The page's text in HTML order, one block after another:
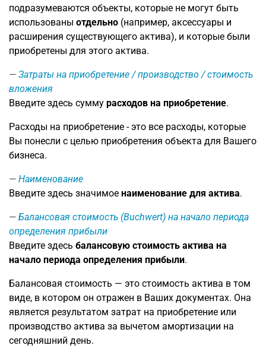
подразумеваются объекты, которые не могут быть
использованы отдельно (например, аксессуары и
расширения существующего актива), и которые были
приобретены для этого актива.
Затраты на приобретение / производство / стоимость
вложения
Введите здесь сумму расходов на приобретение.
Расходы на приобретение - это все расходы, которые
Вы понесли с целью приобретения объекта для Вашего
бизнеса.
Наименование
Введите здесь значимое наименование для актива.
Балансовая стоимость (Buchwert) на начало периода
определения прибыли
Введите здесь балансовую стоимость актива на
начало периода определения прибыли.
Балансовая стоимость — это стоимость актива в том
виде, в котором он отражен в Ваших документах. Она
является результатом затрат на приобретение или
производство актива за вычетом амортизации на
сегодняшний день.